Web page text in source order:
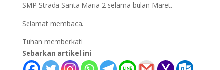
SMP Strada Santa Maria 2 selama bulan Maret.
Selamat membaca.
Tuhan memberkati
Sebarkan artikel ini